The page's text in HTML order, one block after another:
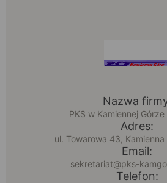
Nazwa
PKS w Kamiennej
Adres:
ul. Towarowa 43,
Email:
sekretariat@pks-
Telefon: